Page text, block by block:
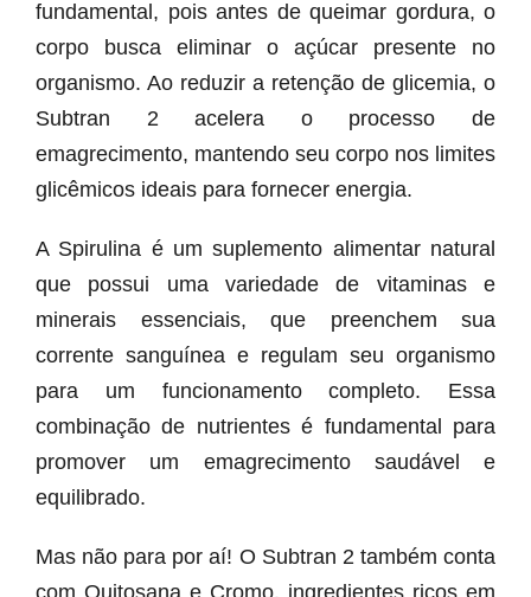
fundamental, pois antes de queimar gordura, o
corpo busca eliminar o açúcar presente no
organismo. Ao reduzir a retenção de glicemia, o
Subtran 2 acelera o processo de
emagrecimento, mantendo seu corpo nos limites
glicêmicos ideais para fornecer energia.
A Spirulina é um suplemento alimentar natural
que possui uma variedade de vitaminas e
minerais essenciais, que preenchem sua
corrente sanguínea e regulam seu organismo
para um funcionamento completo. Essa
combinação de nutrientes é fundamental para
promover um emagrecimento saudável e
equilibrado.
Mas não para por aí! O Subtran 2 também conta